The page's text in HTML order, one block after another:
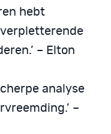
hebt
– Elton
analyse
–